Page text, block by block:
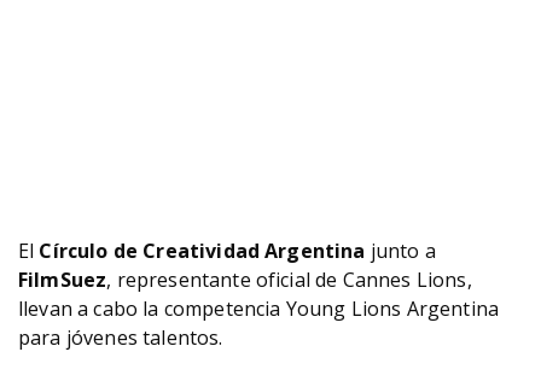
El Círculo de Creatividad Argentina junto a
FilmSuez, representante oficial de Cannes Lions,
llevan a cabo la competencia Young Lions Argentina
para jóvenes talentos.